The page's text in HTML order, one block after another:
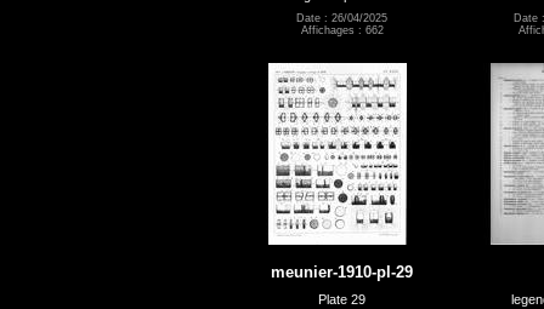
Date : 26/04/2025
Affichages : 662
Date
meunier-1910-pl-29
Plate 29